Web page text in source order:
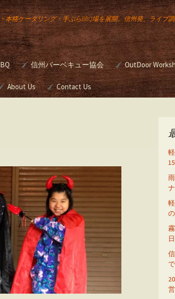
本格ケータリング・手ぶらBBQ場を展開。信州発、ライブ
信州バーベキュー協会
JBBQA バーベキュー検
定
OutDoor
本格バーベキ
簡単スモーク
BBQグリルの
ング（ガスグ
About Us Contact Us